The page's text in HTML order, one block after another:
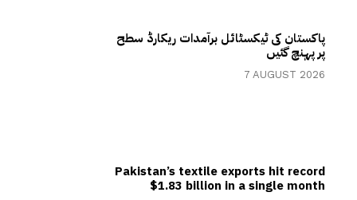
پاکستان کی ٹیکسٹائل برآمدات ریکارڈ سطح
پر پہنچ گئیں
7 AUGUST 2026
Pakistan’s textile exports hit record
$1.83 billion in a single month